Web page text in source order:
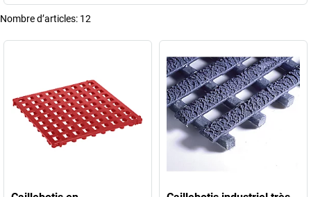
Nombre d’articles: 12